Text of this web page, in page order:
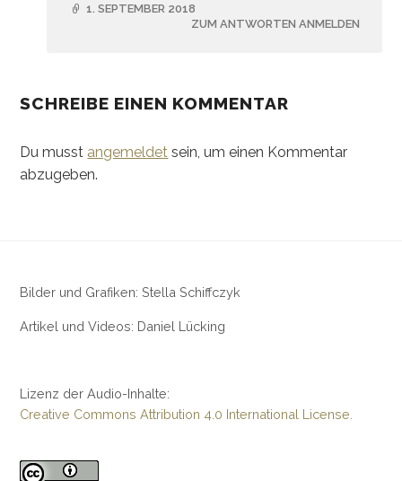
1. SEPTEMBER 2018
ZUM ANTWORTEN ANMELDEN
SCHREIBE EINEN KOMMENTAR
Du musst angemeldet sein, um einen Kommentar
abzugeben.
Bilder und Grafiken: Stella Schiffczyk
Artikel und Videos: Daniel Lücking
Lizenz der Audio-Inhalte:
Creative Commons Attribution 4.0 International License.